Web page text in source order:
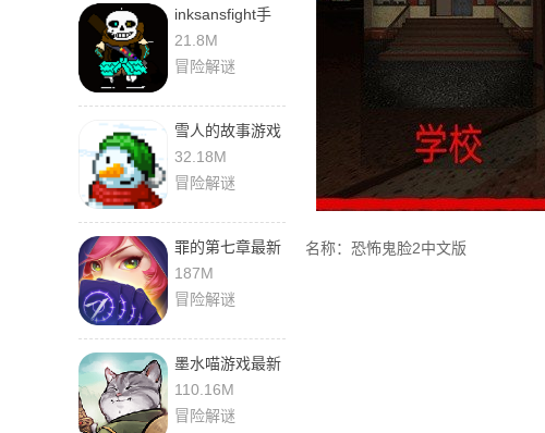
inksansfight手
机版下载
21.8M
冒险解谜
雪人的故事游戏
中文版
32.18M
冒险解谜
罪的第七章最新
版
187M
冒险解谜
墨水喵游戏最新
版
110.16M
冒险解谜
名称：恐怖鬼脸2中文版